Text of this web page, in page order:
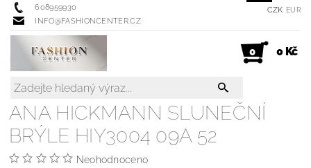
608959930
INFO@FASHIONCENTER.CZ
CZK EUR
0 0 Kč
ANA HICKMANN SLUNEČNÍ
BRÝLE HIY3004 09A 52
Neohodnoceno